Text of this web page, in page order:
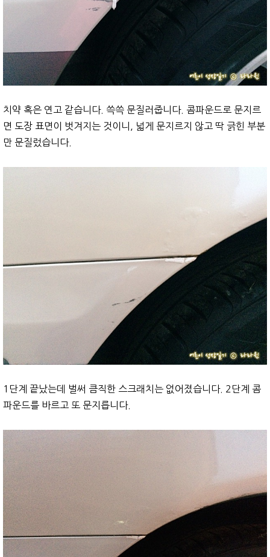
치약 혹은 연고 같습니다. 쓱쓱 문질러줍니다. 콤파운드로 문지르
면 도장 표면이 벗겨지는 것이니, 넓게 문지르지 않고 딱 긁힌 부분
만 문질렀습니다.
1단계 끝났는데 벌써 큼직한 스크래치는 없어졌습니다. 2단계 콤
파운드를 바르고 또 문지릅니다.